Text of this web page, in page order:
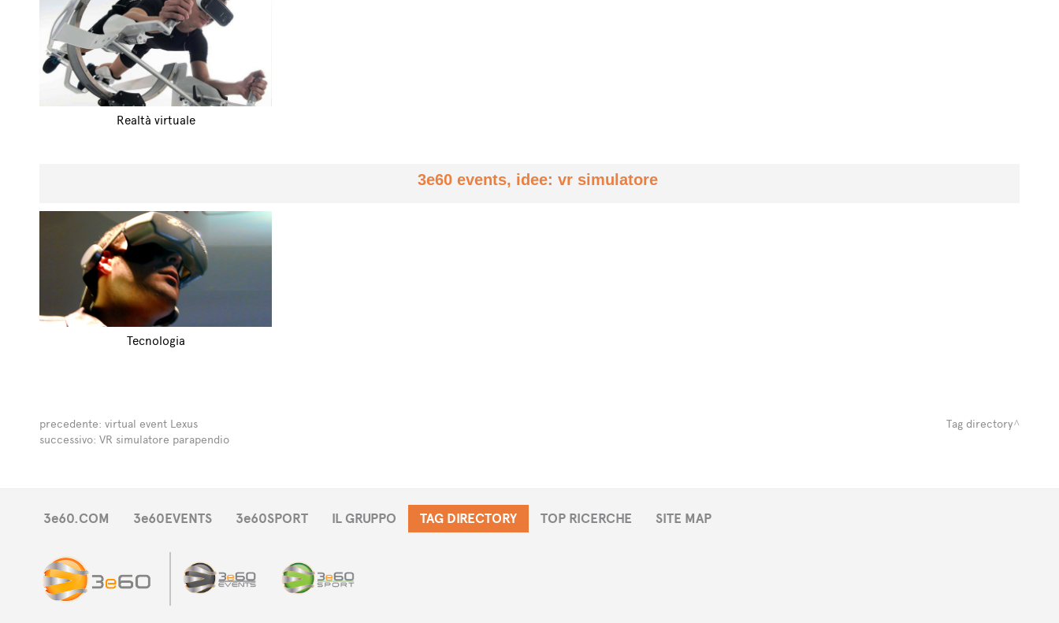
Realtà virtuale
3e60 events, idee: vr simulatore
Tecnologia
precedente: virtual event Lexus
successivo: VR simulatore parapendio
Tag directory
3e60.COM 3e60EVENTS 3e60SPORT IL GRUPPO TAG DIRECTORY TOP RICERCHE SITE MAP